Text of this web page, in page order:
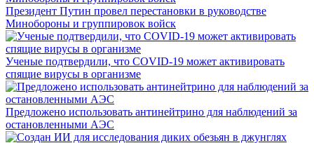
Президент Путин провел перестановки в руководстве
Минобороны и группировок войск
Ученые подтвердили, что COVID-19 может активировать
спящие вирусы в организме
Предложено использовать антинейтрино для наблюдений за
остановленными АЭС